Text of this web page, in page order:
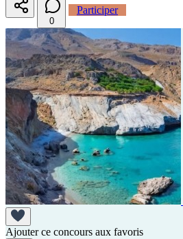
0
Participer
Ajouter ce concours aux favoris